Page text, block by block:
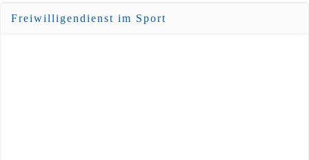
Freiwilligendienst im Sport